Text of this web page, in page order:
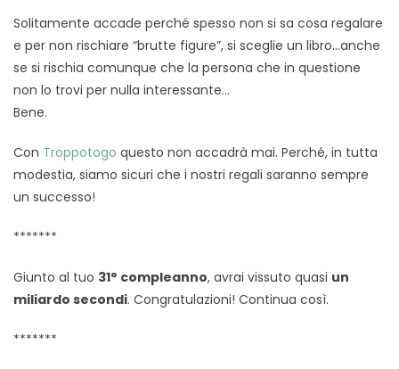
Solitamente accade perché spesso non si sa cosa regalare
e per non rischiare “brutte figure”, si sceglie un libro…anche
se si rischia comunque che la persona che in questione
non lo trovi per nulla interessante…
Bene.
Con Troppotogo questo non accadrà mai. Perché, in tutta
modestia, siamo sicuri che i nostri regali saranno sempre
un successo!
*******
Giunto al tuo 31° compleanno, avrai vissuto quasi un
miliardo secondi. Congratulazioni! Continua così.
*******